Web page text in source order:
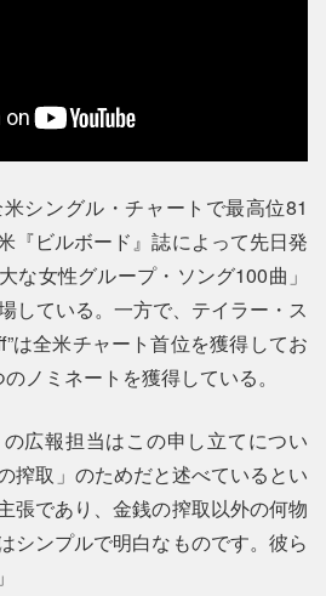
米シングル・チャートで最高位81
『ビルボード』誌によって先日発
な女性グループ・ソング100曲」
している。一方で、テイラー・ス
は全米チャート首位を獲得してお
ノミネートを獲得している。
広報担当はこの申し立てについ
搾取」のためだと述べているとい
張であり、金銭の搾取以外の何物
シンプルで明白なものです。彼ら